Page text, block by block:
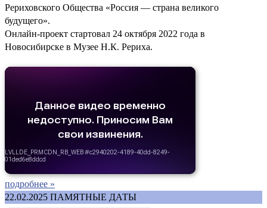
Рериховского Общества «Россия — страна великого
будущего».
Онлайн-проект стартовал 24 октября 2022 года в
Новосибирске в Музее Н.К. Рериха.
подробнее »
22.02.2025 ПАМЯТНЫЕ ДАТЫ